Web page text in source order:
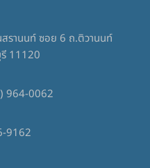
รานนท์ ซอย 6 ถ.ติวานนท์
11120
964-0062
9162